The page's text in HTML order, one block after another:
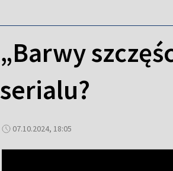
„Barwy
serialu?
07.10.2024, 18:05